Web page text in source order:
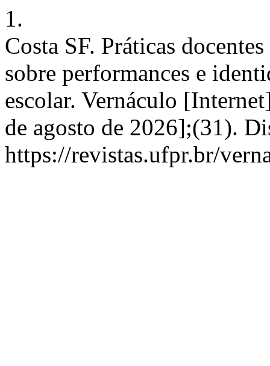
1.
Costa SF. Práticas
sobre performances e
escolar. Vernáculo
de agosto de 2026];(31).
https://revistas.ufpr.br/